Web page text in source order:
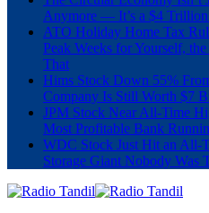
Anymore — It’s a $4
ATO Holiday Home Tax
Peak Weeks for Yourself,
That
Hims Stock Down 55%
Company Is Still Worth $7
JPM Stock Near All-Time
Most Profitable Bank
WDC Stock Just Hit an
Storage Giant Nobody Was